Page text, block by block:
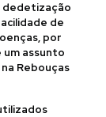
dedetização
de
por
um assunto
Rebouças